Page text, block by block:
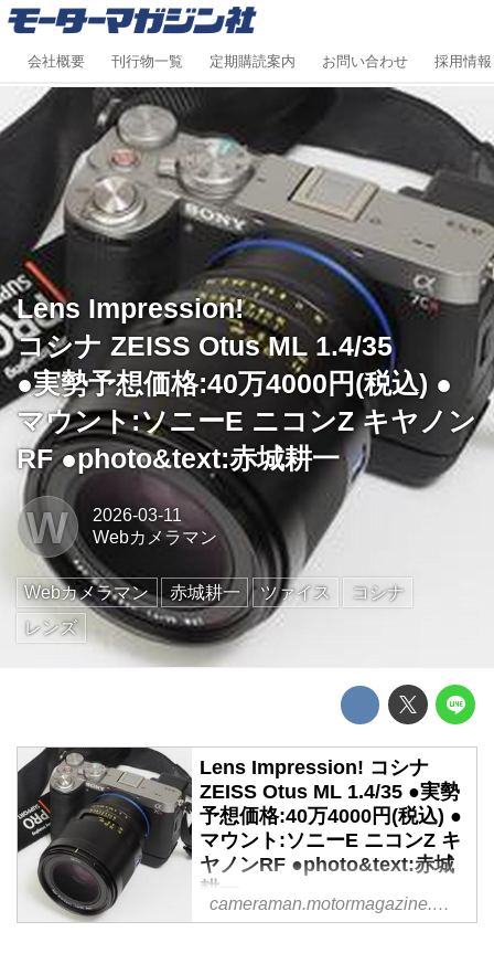
会社概要 刊行物一覧 定期購読案内 お問い合わせ 採用情報
Lens Impression!
コシナ ZEISS Otus ML 1.4/35
●実勢予想価格:40万4000円(税込) ●
マウント:ソニーE ニコンZ キヤノン
RF ●photo&text:赤城耕一
W
2026-03-11
Webカメラマン
Webカメラマン 赤城耕一 ツァイス
コシナ
レンズ
Lens Impression! コシナ
ZEISS Otus ML 1.4/35 ●実勢
予想価格:40万4000円(税込) ●
マウント:ソニーE ニコンZ キ
ヤノンRF ●photo&text:赤城
耕一
カール・ツァイスとコシナの協業
cameraman.motormagazine.co.jp